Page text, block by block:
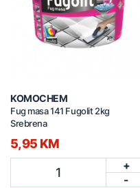
KOMOCHEM
Fug masa 141 Fugolit 2kg
Srebrena
5,95 KM
1
+
-